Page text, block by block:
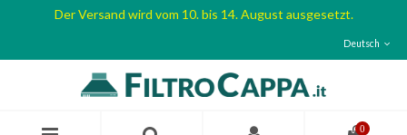
Der Versand wird vom 10. bis 14. August ausgesetzt.
Deutsch
0